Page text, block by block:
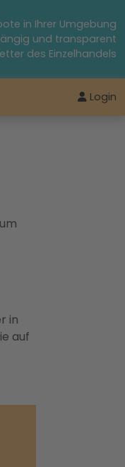
in Ihrer Umgebung
und transparent
des Einzelhandels
Login
in
auf